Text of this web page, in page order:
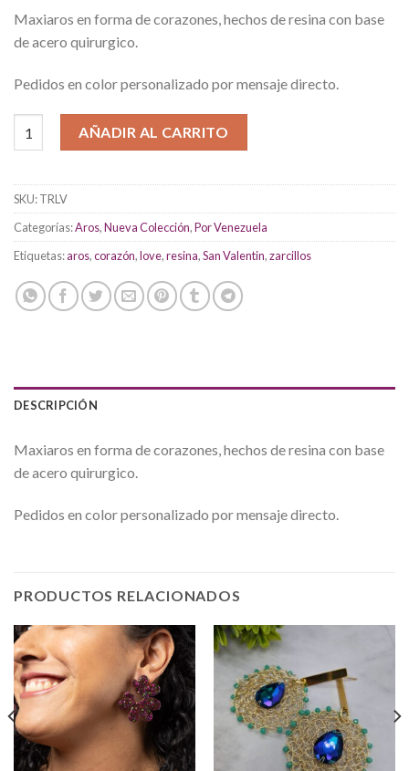
Maxiaros en forma de corazones, hechos de resina con base
de acero quirurgico.
Pedidos en color personalizado por mensaje directo.
TriLove cantidadAÑADIR AL CARRITO
SKU:TRLV
Categorías:Aros,Nueva Colección,Por Venezuela
Etiquetas:aros,corazón,love,resina,San Valentin,zarcillos
DESCRIPCIÓN
Maxiaros en forma de corazones, hechos de resina con base
de acero quirurgico.
Pedidos en color personalizado por mensaje directo.
PRODUCTOS RELACIONADOS